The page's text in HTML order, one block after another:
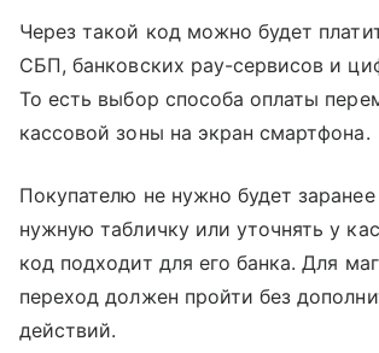
Через такой код можно будет
СБП, банковских pay-сервисов и
То есть выбор способа оплаты
кассовой зоны на экран смартфона.
Покупателю не нужно будет заранее
нужную табличку или уточнять у
код подходит для его банка. Для
переход должен пройти без
действий.